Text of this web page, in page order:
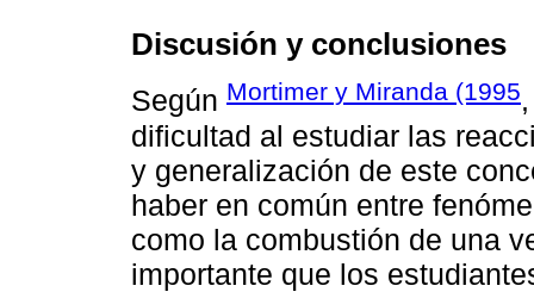
Discusión y conclusiones
Según Mortimer y Miranda (1995
dificultad al estudiar las
y generalización de este
haber en común entre
como la combustión de una
importante que los